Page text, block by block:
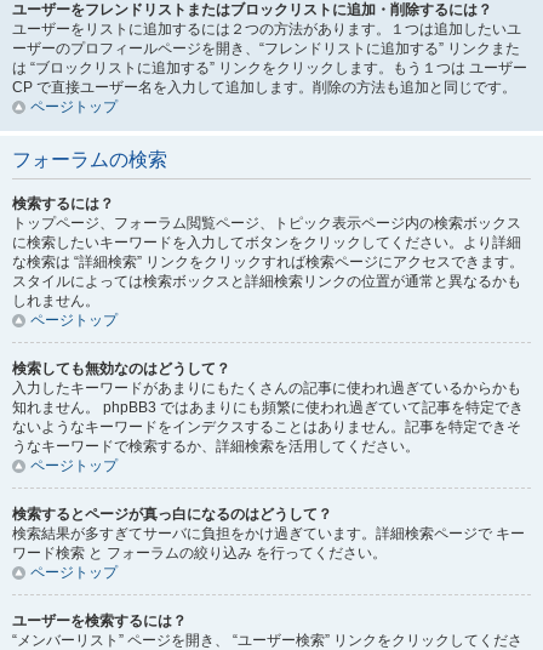
ユーザーをフレンドリストまたはブロックリストに追加・削除するには？
ユーザーをリストに追加するには２つの方法があります。１つは追加したいユ
ーザーのプロフィールページを開き、“フレンドリストに追加する” リンクまた
は “ブロックリストに追加する” リンクをクリックします。もう１つは ユーザー
CP で直接ユーザー名を入力して追加します。削除の方法も追加と同じです。
ページトップ
フォーラムの検索
検索するには？
トップページ、フォーラム閲覧ページ、トピック表示ページ内の検索ボックス
に検索したいキーワードを入力してボタンをクリックしてください。より詳細
な検索は “詳細検索” リンクをクリックすれば検索ページにアクセスできます。
スタイルによっては検索ボックスと詳細検索リンクの位置が通常と異なるかも
しれません。
ページトップ
検索しても無効なのはどうして？
入力したキーワードがあまりにもたくさんの記事に使われ過ぎているからかも
知れません。 phpBB3 ではあまりにも頻繁に使われ過ぎていて記事を特定でき
ないようなキーワードをインデクスすることはありません。記事を特定できそ
うなキーワードで検索するか、詳細検索を活用してください。
ページトップ
検索するとページが真っ白になるのはどうして？
検索結果が多すぎてサーバに負担をかけ過ぎています。詳細検索ページで キー
ワード検索 と フォーラムの絞り込み を行ってください。
ページトップ
ユーザーを検索するには？
“メンバーリスト” ページを開き、 “ユーザー検索” リンクをクリックしてくださ